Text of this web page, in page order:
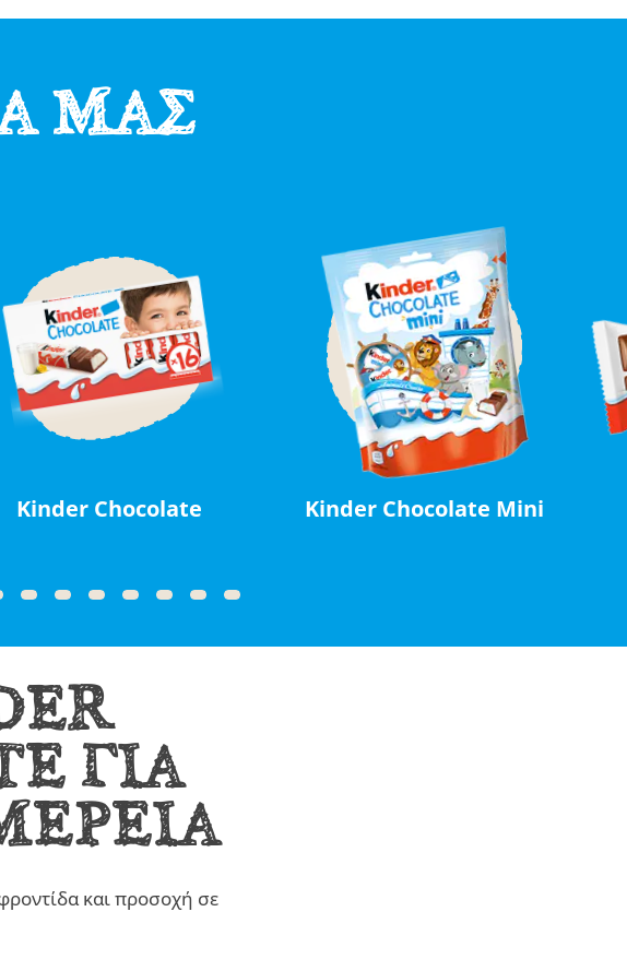
ΜΑΣ
Kinder Chocolate Kinder Chocolate Mini
ΓΙΑ
και προσοχή σε